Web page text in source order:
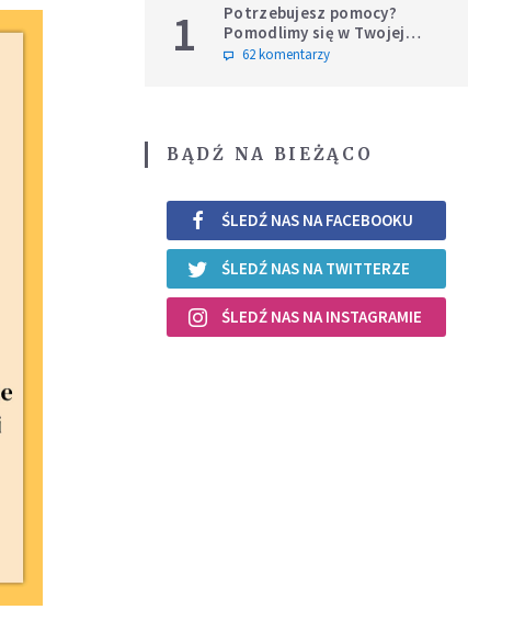
1
Potrzebujesz pomocy?
Pomodlimy się w Twojej
intencji
62 komentarzy
BĄDŹ NA BIEŻĄCO
ŚLEDŹ NAS NA FACEBOOKU
ŚLEDŹ NAS NA TWITTERZE
ŚLEDŹ NAS NA INSTAGRAMIE